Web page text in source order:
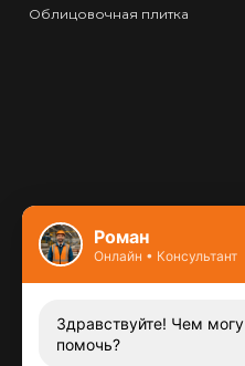
Облицовочная плитка
Контакты
Заказать звонок
Роман
Онлайн • Консультант
Здравствуйте! Чем могу
помочь?